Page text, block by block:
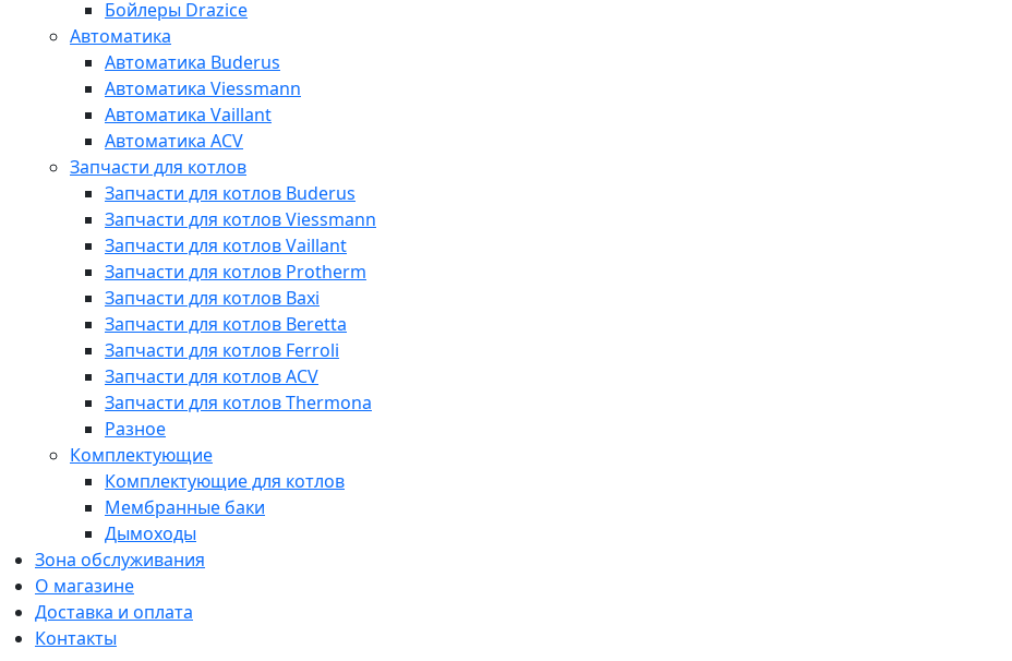
Бойлеры Drazice
Автоматика
Автоматика Buderus
Автоматика Viessmann
Автоматика Vaillant
Автоматика ACV
Запчасти для котлов
Запчасти для котлов Buderus
Запчасти для котлов Viessmann
Запчасти для котлов Vaillant
Запчасти для котлов Protherm
Запчасти для котлов Baxi
Запчасти для котлов Beretta
Запчасти для котлов Ferroli
Запчасти для котлов ACV
Запчасти для котлов Thermona
Разное
Комплектующие
Комплектующие для котлов
Мембранные баки
Дымоходы
Зона обслуживания
О магазине
Доставка и оплата
Контакты